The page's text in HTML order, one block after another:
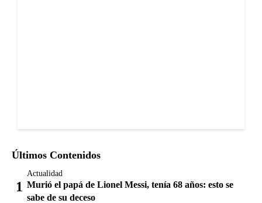
Últimos Contenidos
Actualidad
Murió el papá de Lionel Messi, tenía 68 años: esto se
sabe de su deceso